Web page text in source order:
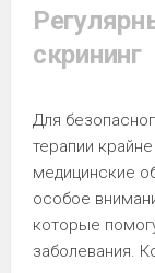
скрининг
Для
терапии
медицинские
особое
которые
заболевания.